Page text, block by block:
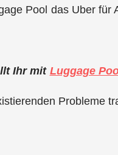
Pool das Uber für
Ihr mit Luggage
Probleme